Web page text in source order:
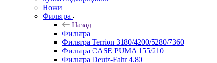
Ножи
Фильтра
Назад
Фильтра
Фильтра Terrion 3180/4200/5280/7360
Фильтра CASE PUMA 155/210
Фильтра Deutz-Fahr 4.80